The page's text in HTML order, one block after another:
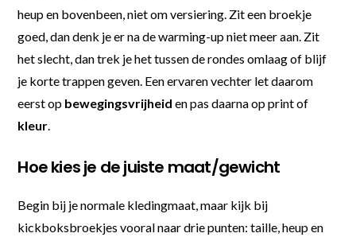
heup en bovenbeen, niet om versiering. Zit een broekje
goed, dan denk je er na de warming-up niet meer aan. Zit
het slecht, dan trek je het tussen de rondes omlaag of blijf
je korte trappen geven. Een ervaren vechter let daarom
eerst op bewegingsvrijheid en pas daarna op print of
kleur.
Hoe kies je de juiste maat/gewicht
Begin bij je normale kledingmaat, maar kijk bij
kickboksbroekjes vooral naar drie punten: taille, heup en